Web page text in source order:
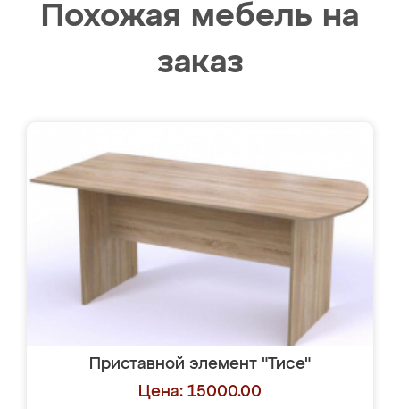
Похожая мебель на
заказ
Приставной элемент "Тисе"
Цена: 15000.00